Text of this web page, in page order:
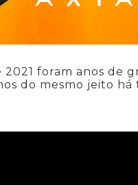
foram anos de
do mesmo jeito